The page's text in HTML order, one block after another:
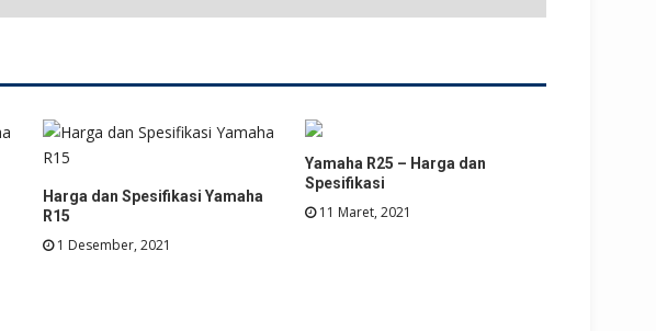
Harga dan Spesifikasi Yamaha
R15
1 Desember, 2021
Yamaha R25 – Harga dan
Spesifikasi
11 Maret, 2021